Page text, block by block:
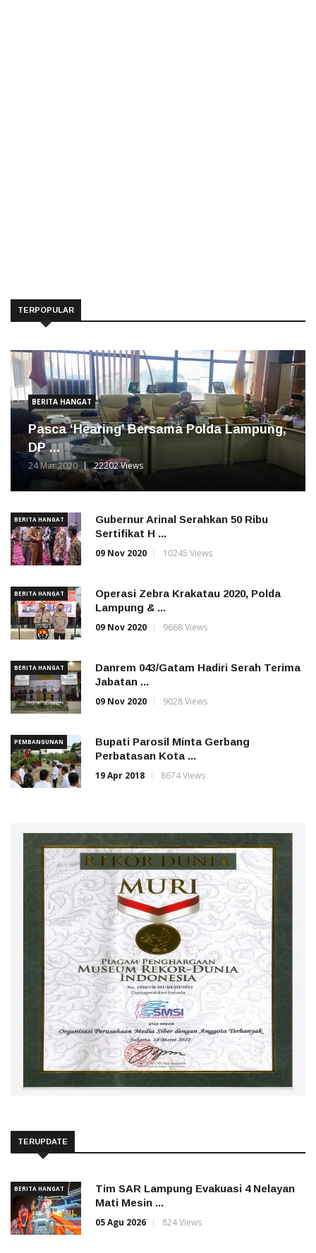
TERPOPULAR
BERITA HANGAT
Pasca ‘Hearing’ Bersama Polda Lampung,
DP ...
24 Mar 2020 22202 Views
BERITA HANGAT
Gubernur Arinal Serahkan 50 Ribu
Sertifikat H ...
09 Nov 2020
10245 Views
BERITA HANGAT
Operasi Zebra Krakatau 2020, Polda
Lampung & ...
09 Nov 2020
9668 Views
BERITA HANGAT
Danrem 043/Gatam Hadiri Serah Terima
Jabatan ...
09 Nov 2020
9028 Views
PEMBANGUNAN
Bupati Parosil Minta Gerbang
Perbatasan Kota ...
19 Apr 2018
8674 Views
TERUPDATE
BERITA HANGAT
Tim SAR Lampung Evakuasi 4 Nelayan
Mati Mesin ...
05 Agu 2026
824 Views